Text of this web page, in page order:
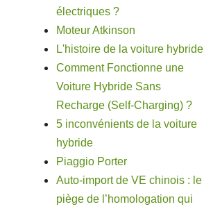
électriques ?
Moteur Atkinson
L'histoire de la voiture hybride
Comment Fonctionne une
Voiture Hybride Sans
Recharge (Self-Charging) ?
5 inconvénients de la voiture
hybride
Piaggio Porter
Auto-import de VE chinois : le
piège de l’homologation qui